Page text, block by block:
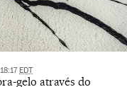
EDT
gelo através do